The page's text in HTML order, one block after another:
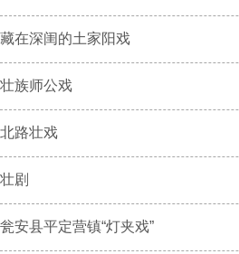
藏在深闺的土家阳戏
壮族师公戏
北路壮戏
壮剧
瓮安县平定营镇“灯夹戏”